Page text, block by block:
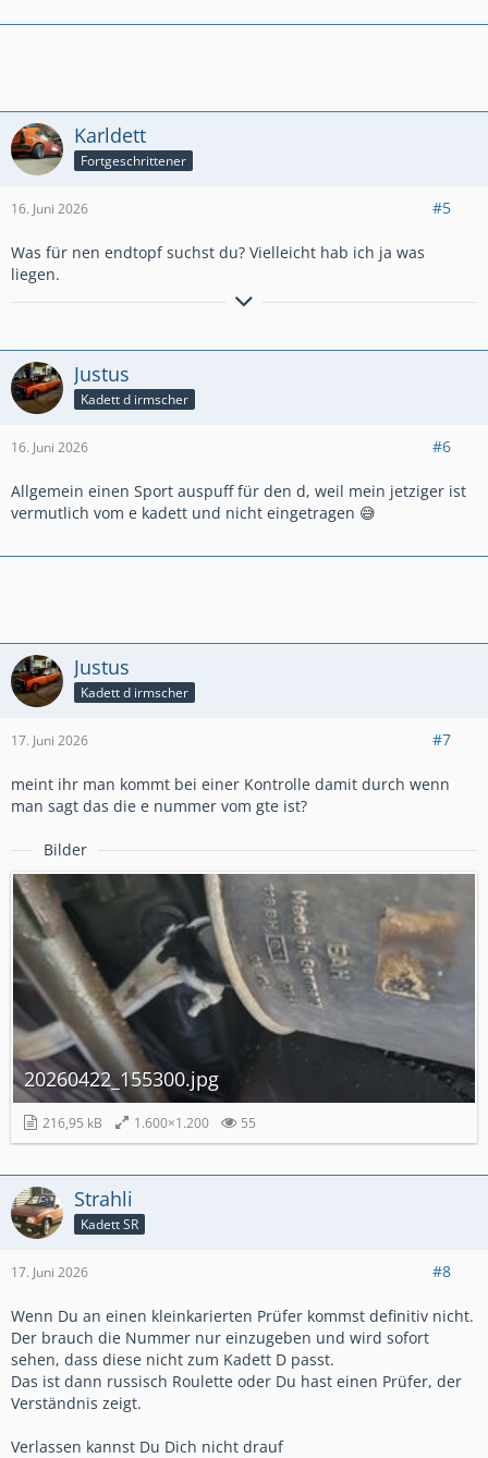
Karldett
Fortgeschrittener
16. Juni 2026 #5
Was für nen endtopf suchst du? Vielleicht hab ich ja was
liegen.
Freunde sind wie Titten,manche sind groß,manche sind
Justus
Kadett d irmscher
16. Juni 2026 #6
Allgemein einen Sport auspuff für den d, weil mein jetziger ist
vermutlich vom e kadett und nicht eingetragen 😅
Justus
Kadett d irmscher
17. Juni 2026 #7
meint ihr man kommt bei einer Kontrolle damit durch wenn
man sagt das die e nummer vom gte ist?
Bilder
20260422_155300.jpg
216,95 kB 1.600×1.200 55
Strahli
Kadett SR
17. Juni 2026 #8
Wenn Du an einen kleinkarierten Prüfer kommst definitiv nicht.
Der brauch die Nummer nur einzugeben und wird sofort
sehen, dass diese nicht zum Kadett D passt.
Das ist dann russisch Roulette oder Du hast einen Prüfer, der
Verständnis zeigt.
Verlassen kannst Du Dich nicht drauf